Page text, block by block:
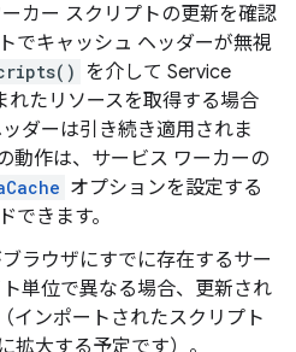
カー スクリプトの更新を確認
でキャッシュ ヘッダーが無視
を介して Service
たリソースを取得する場合
ダーは引き続き適用されま
動作は、サービス ワーカーの
オプションを設定する
できます。
ラウザにすでに存在するサー
単位で異なる場合、更新され
インポートされたスクリプト